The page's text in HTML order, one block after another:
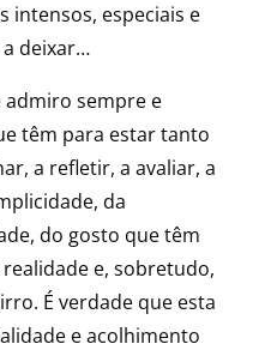
intensos, especiais e
deixar…
admiro sempre e
têm para estar tanto
a refletir, a avaliar, a
da
do gosto que têm
e, sobretudo,
É verdade que esta
e acolhimento